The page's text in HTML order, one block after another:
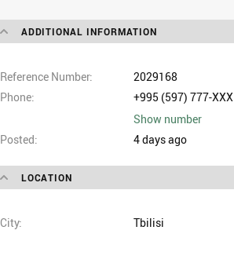
ADDITIONAL INFORMATION
Reference Number
2029168
Phone
+995 (597) 777-XXX
Show number
Posted
4 days ago
LOCATION
City Tbilisi